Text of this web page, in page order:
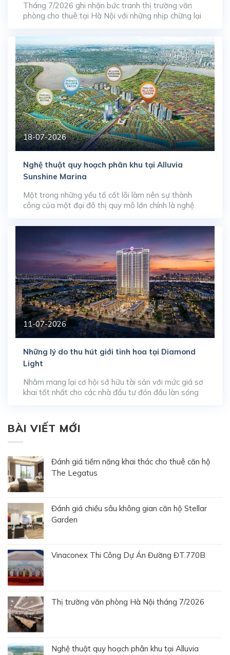
Tháng 7/2026 ghi nhận bức tranh thị trường văn
phòng cho thuê tại Hà Nội với những nhịp chững lại
tự điều tiết của thị trường trước làn sóng gia tăng
nguồn cung dạt dào từ giai đoạn trước. Dù tỷ lệ lấp
đầy […]
18-07-2026
Nghệ thuật quy hoạch phân khu tại Alluvia
Sunshine Marina
Một trong những yếu tố cốt lõi làm nên sự thành
công của một đại đô thị quy mô lớn chính là nghệ
Tại đại dự án Alluvia City, phân khu mở màn Alluvia
Sunshine Marina rộng 55 ha đang chứng minh tư duy
11-07-2026
Những lý do thu hút giới tinh hoa tại Diamond
Light
Nhằm mang lại cơ hội sở hữu tài sản với mức giá sơ
khai tốt nhất cho các nhà đầu tư đón đầu làn sóng
đợt 1 cho các sản phẩm căn hộ tại tòa […]
BÀI VIẾT MỚI
Đánh giá tiềm năng khai thác cho thuê căn hộ
The Legatus
Đánh giá chiều sâu không gian căn hộ Stellar
Garden
Vinaconex Thi Công Dự Án Đường ĐT.770B
Thị trường văn phòng Hà Nội tháng 7/2026
Nghệ thuật quy hoạch phân khu tại Alluvia